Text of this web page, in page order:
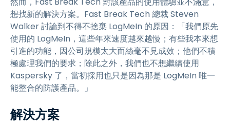
想找新的解決方案。Fast Break Tech 總裁 Steven
Walker 討論到不得不捨棄 LogMeIn 的原因：「我們原先
使用的 LogMeIn，這些年來速度越來越慢；有些我本來想
引進的功能，因公司規模太大而絲毫不見成效；他們不積
極處理我們的要求；除此之外，我們也不想繼續使用
Kaspersky 了，當初採用也只是因為那是 LogMeIn 唯一
能整合的防護產品。」
解決方案